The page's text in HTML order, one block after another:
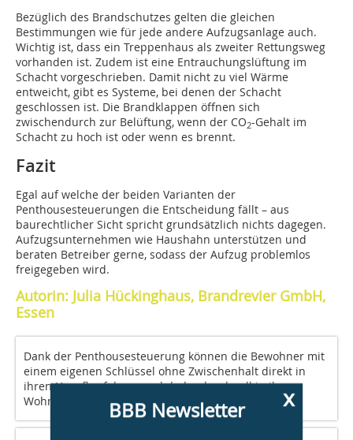
Bezüglich des Brandschutzes gelten die gleichen
Bestimmungen wie für jede andere Aufzugsanlage auch.
Wichtig ist, dass ein Treppenhaus als zweiter Rettungsweg
vorhanden ist. Zudem ist eine Entrauchungslüftung im
Schacht vorgeschrieben. Damit nicht zu viel Wärme
entweicht, gibt es Systeme, bei denen der Schacht
geschlossen ist. Die Brandklappen öffnen sich
zwischendurch zur Belüftung, wenn der CO2-Gehalt im
Schacht zu hoch ist oder wenn es brennt.
Fazit
Egal auf welche der beiden Varianten der
Penthousesteuerungen die Entscheidung fällt – aus
baurechtlicher Sicht spricht grundsätzlich nichts dagegen.
Aufzugsunternehmen wie Haushahn unterstützen und
beraten Betreiber gerne, sodass der Aufzug problemlos
freigegeben wird.
Autorin: Julia Hückinghaus, Brandrevier GmbH,
Essen
Dank der Penthousesteuerung können die Bewohner mit
einem eigenen Schlüssel ohne Zwischenhalt direkt in
ihren Hausflur fahren und dadurch schnell in ihre
Wohnung gelangen.
x
BBB Newsletter